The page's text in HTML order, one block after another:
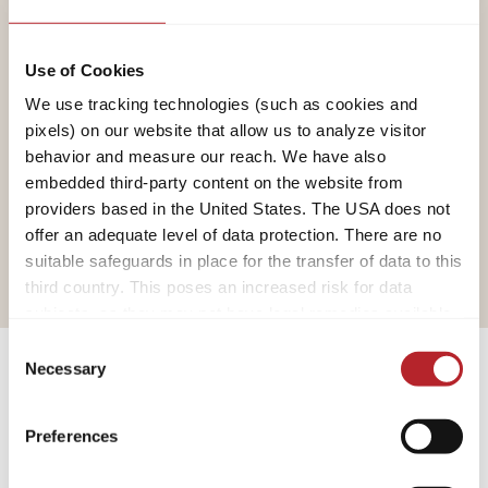
Use of Cookies
We use tracking technologies (such as cookies and
pixels) on our website that allow us to analyze visitor
behavior and measure our reach. We have also
embedded third-party content on the website from
providers based in the United States. The USA does not
offer an adequate level of data protection. There are no
suitable safeguards in place for the transfer of data to this
third country. This poses an increased risk for data
purposes and combine it with other data. For more
By accepting or selecting individual cookies/services in
Selection
Necessary
Preferences
Cookie benötigt
Bitte erlauben Sie die Marketing
Cookies um dieses Video
anzuzeigen
Cookie Einstellungen öffnen
Wohnwagen